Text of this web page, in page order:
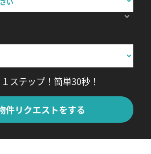
ステップ！簡単30秒！
件リクエストをする